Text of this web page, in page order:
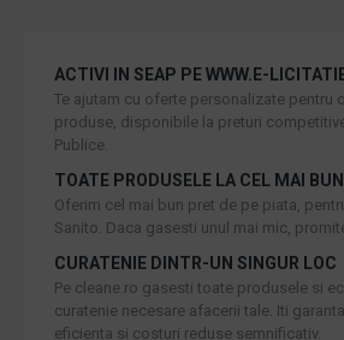
ACTIVI IN SEAP PE WWW.E-
Te ajutam cu oferte personalizate pentru
produse, disponibile la preturi
Publice.
TOATE PRODUSELE LA CEL MAI
Oferim cel mai bun pret de pe piata,
Sanito. Daca gasesti unul mai mic,
CURATENIE DINTR-UN SINGUR LOC
Pe cleane.ro gasesti toate produsele si
curatenie necesare afacerii tale. Iti
eficienta si costuri reduse semnificativ.